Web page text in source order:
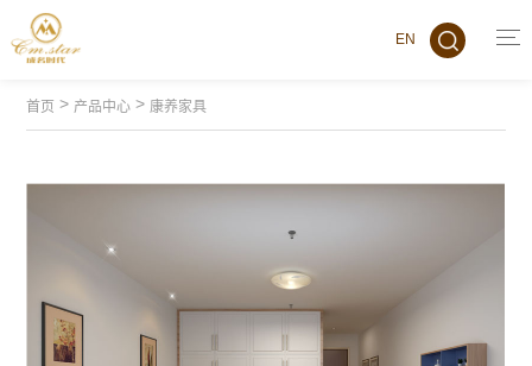
EN
首页 > 产品中心 > 康养家具